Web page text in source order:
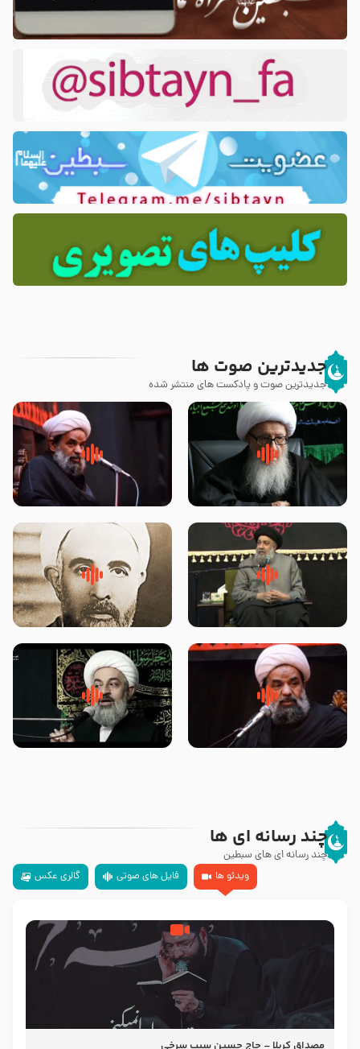
جدیدترین صوت ها
جدیدترین صوت و پادکست های منتشر شده
زوّار اربعین امام حسین (علیه
السلام) با این اشتیاق به زیارت
روضه جانسوز پاره های جگر امام
حسن مجتبی علیه السلام-حجت
لقب حضرت رقیه سلام الله علیها به
چه معناست – حجت الاسلام علوی
روضه‌ی مجلس یزید ملعون و
اسارت اهل‌بیت علیهم‌السلام –
محدث زاده
سلام جوانی که امام حسین علیه
السلام خودش جوابش را دادند
زیارتی که اسباب رزق زیاد و عمر
طولانی است حجت السلام حسین
چند رسانه ای ها
چند رسانه ای های سبطین
ویدئو ها
فایل های صوتی گالری عکس
مصداق کربلا – حاج حسین سیب سرخی